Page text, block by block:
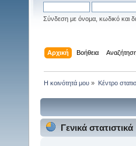
Σύνδεση με όνομα, κωδικό και
Αρχική Βοήθεια
Η κοινότητά μου » Κέντρο
Γενικά στατιστικά